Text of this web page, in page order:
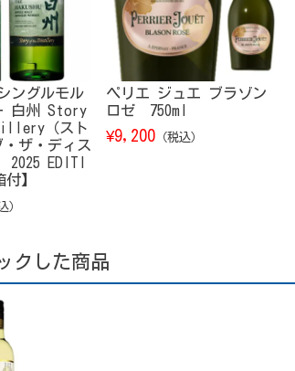
ングルモル
白州 Story
（スト
ザ・ディス
2025 EDITI
】
）
ペリエ ジュエ ブラゾン
ロゼ 750ml
¥9,200 （税込）
クした商品